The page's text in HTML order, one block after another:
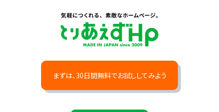
まずは、30日間無料でお試ししてみよう